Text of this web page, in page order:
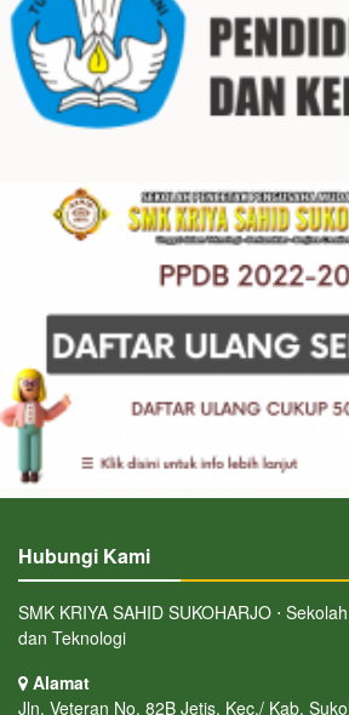
Hubungi Kami
SMK KRIYA SAHID SUKOHARJO ⋅
dan Teknologi
Alamat
Jln. Veteran No. 82B Jetis, Kec./ Kab.